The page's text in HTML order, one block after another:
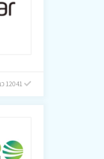
12041 כבר חסכו! 2 היום